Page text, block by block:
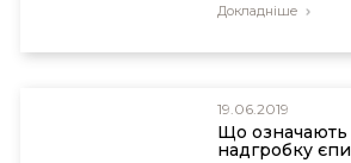
Докладніше
19.06.2019
Що означають
надгробку